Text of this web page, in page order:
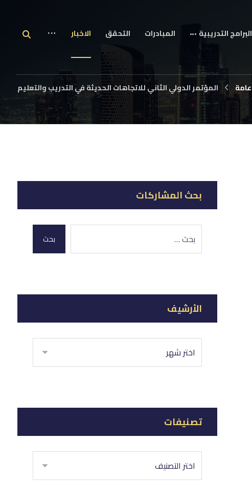
البرامج التدريبية المبادرات التحقق الاخبار
عامة المؤتمر الدولي الثاني للاتجاهات الحديثة في التدريب والتعليم
بحث المشاركات
بحث
الأرشيف
تصنيفات